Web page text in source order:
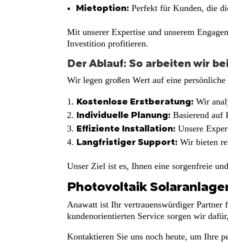
Mietoption: Perfekt für Kunden, die
Mit unserer Expertise und unserem
Investition profitieren.
Der Ablauf: So arbeiten wir
Wir legen großen Wert auf eine
Kostenlose Erstberatung: Wir
Individuelle Planung: Basierend auf
Effiziente Installation: Unsere
Langfristiger Support: Wir bieten
Unser Ziel ist es, Ihnen eine sorgenfreie
Photovoltaik
Anawatt ist Ihr vertrauenswürdiger Partner
kundenorientierten Service sorgen wir
Kontaktieren Sie uns noch heute, um Ihre